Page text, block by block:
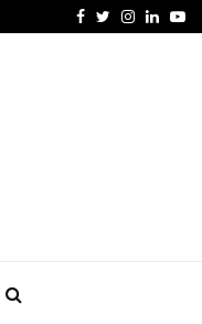
Facebook
Twitter